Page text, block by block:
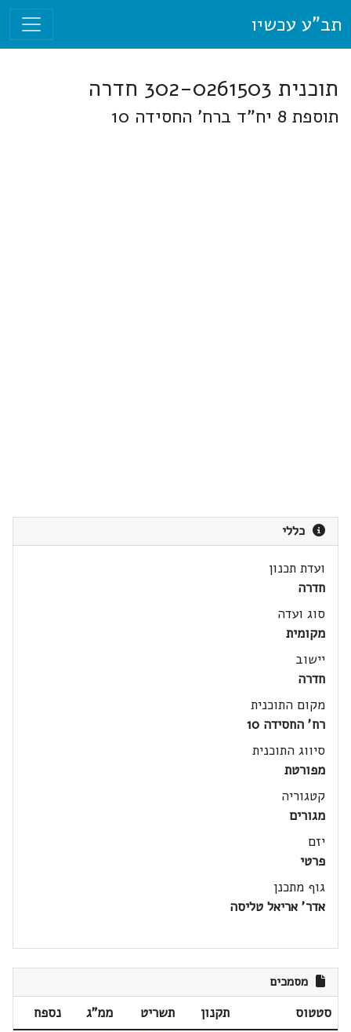
תב"ע עכשיו
תוכנית 302-0261503 חדרה
תוספת 8 יח"ד ברח' החסידה 10
כללי
ועדת תכנון
חדרה
סוג ועדה
מקומית
יישוב
חדרה
מקום התוכנית
רח' החסידה 10
סיווג התוכנית
מפורטת
קטגוריה
מגורים
יזם
פרטי
גוף מתכנן
אדר' אריאל טליסה
מסמכים
סטטוס תקנון תשריט ממ"ג
נספח